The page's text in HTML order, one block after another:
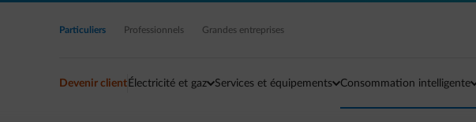
Accéder au contenu principal
Particuliers Professionnels Grandes entreprises
Devenir client Électricité et gaz Services et équipements Consommation intelligente